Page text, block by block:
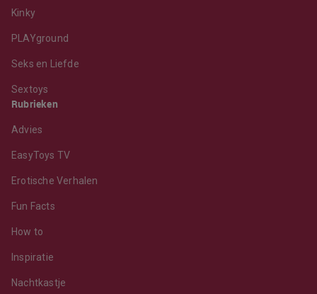
Kinky
PLAYground
Seks en Liefde
Sextoys
Rubrieken
Advies
EasyToys TV
Erotische Verhalen
Fun Facts
How to
Inspiratie
Nachtkastje